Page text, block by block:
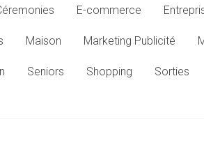
E-commerce
Maison Marketing Publicité
Seniors Shopping Sorties